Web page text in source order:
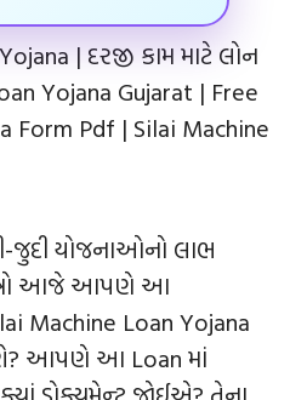
| દરજી કામ માટે લોન
Yojana Gujarat | Free
Form Pdf | Silai Machine
જુદી યોજનાઓનો લાભ
આજે આપણે આ
Machine Loan Yojana
આપણે આ Loan માં